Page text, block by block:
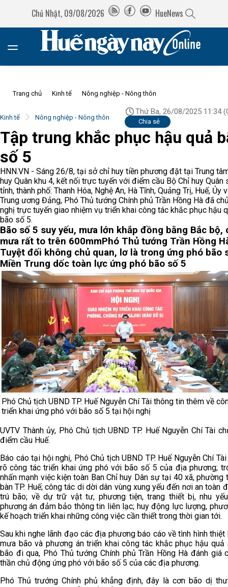
Chủ Nhật, 09/08/2026 HueNews
Trang chủ Kinh tế Nông nghiệp - Nông thôn
Kinh tế Nông nghiệp - Nông thôn
Thứ Ba, 26/08/2025 11:34
Chia sẻ
Tập trung khắc phục hậu quả
số 5
HNN.VN - Sáng 26/8, tại sở chỉ huy tiền phương đặt tại Trung
huy Quân khu 4, kết nối trực tuyến với điểm cầu Bộ Chỉ huy Quân
tỉnh, thành phố: Thanh Hóa, Nghệ An, Hà Tĩnh, Quảng Trị, Huế, Ủy
Trung ương Đảng, Phó Thủ tướng Chính phủ Trần Hồng Hà đã
nghị trực tuyến giao nhiệm vụ triển khai công tác khắc phục hậu
bão số 5.
Bão số 5 suy yếu, mưa lớn khắp đồng bằng Bắc bộ,
mưa rất to trên 600mmPhó Thủ tướng Trần Hồng
Tuyệt đối không chủ quan, lơ là trong ứng phó bão
Miền Trung dốc toàn lực ứng phó bão số 5
Phó Chủ tịch UBND TP. Huế Nguyễn Chí Tài thông tin thêm về
triển khai ứng phó với bão số 5 tại hội nghị
UVTV Thành ủy, Phó Chủ tịch UBND TP. Huế Nguyễn Chí Tài
điểm cầu Huế.
Báo cáo tại hội nghị, Phó Chủ tịch UBND TP. Huế Nguyễn Chí
rõ công tác triển khai ứng phó với bão số 5 của địa phương;
nhấn mạnh việc kiện toàn Ban Chỉ huy Dân sự tại 40 xã, phường
bàn TP. Huế; công tác di dời dân vùng xung yếu đến nơi an toàn
trú bão; về dự trữ vật tư, phương tiện, trang thiết bị, nhu
phương án đảm bảo thông tin liên lạc; huy động lực lượng,
kế hoạch triển khai những công việc cần thiết trong thời gian tới.
Sau khi nghe lãnh đạo các địa phương báo cáo về tình hình thiệt
mưa bão và phương án triển khai công tác khắc phục hậu quả
bão đi qua, Phó Thủ tướng Chính phủ Trần Hồng Hà đánh giá
thần chủ động ứng phó với bão số 5 của các địa phương.
Phó Thủ trướng Chính phủ khẳng định, đây là cơn bão dị